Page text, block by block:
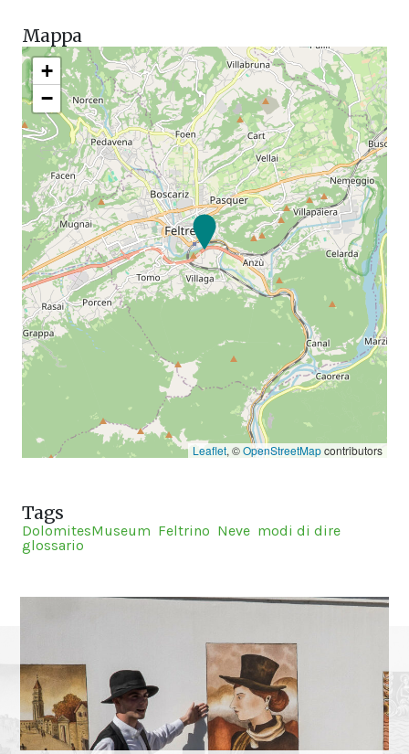
Mappa
+
−
Leaflet, ©OpenStreetMapcontributors
Tags
DolomitesMuseum Feltrino Neve modi di dire
glossario